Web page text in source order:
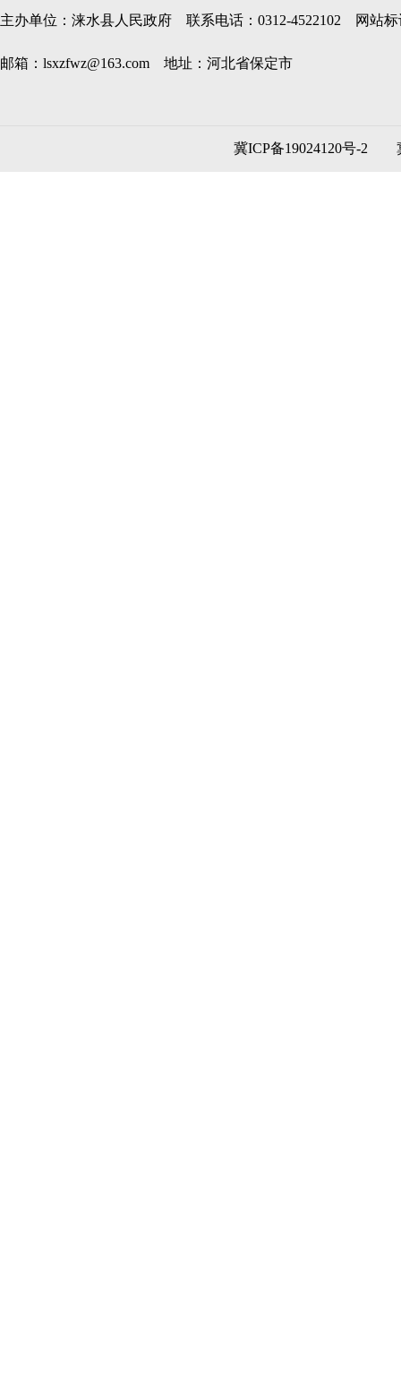
主办单位：涞水县人民政府 联系电话：0312-4522102 网站标
邮箱：lsxzfwz@163.com 地址：河北省保定市
冀ICP备19024120号-2